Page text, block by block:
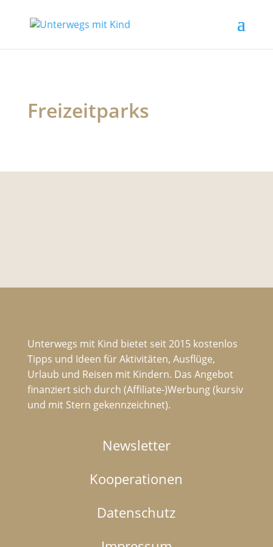
Freizeitparks
Unterwegs mit Kind bietet seit 2015 kostenlos
Tipps und Ideen für Aktivitäten, Ausflüge,
Urlaub und Reisen mit Kindern. Das Angebot
finanziert sich durch (Affiliate-)Werbung (kursiv
und mit Stern gekennzeichnet).
Newsletter
Kooperationen
Datenschutz